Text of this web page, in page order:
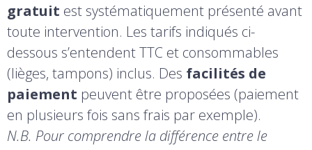
gratuit est systématiquement présenté avant
toute intervention. Les tarifs indiqués ci-
dessous s’entendent TTC et consommables
(lièges, tampons) inclus. Des facilités de
paiement peuvent être proposées (paiement
en plusieurs fois sans frais par exemple).
N.B. Pour comprendre la différence entre le